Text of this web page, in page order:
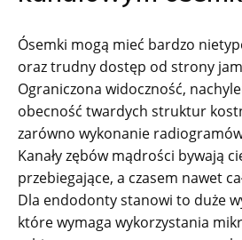
Ósemki mogą mieć bardzo
oraz trudny dostęp od strony
Ograniczona widoczność,
obecność twardych struktur
zarówno wykonanie
Kanały zębów mądrości bywają
przebiegające, a czasem nawet
Dla endodonty stanowi to duże
które wymaga wykorzystania